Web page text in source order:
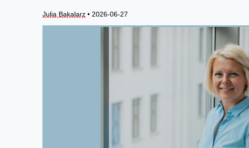
Julia Bakalarz • 2026-06-27